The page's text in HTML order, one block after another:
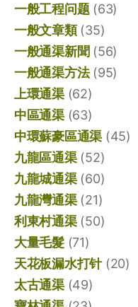
一般工程问题(63)
一般文章類(35)
一般通渠新聞 (56)
一般通渠方法(95)
上環通渠(62)
中區通渠(63)
中環蘇豪區通渠 (45)
九龍區通渠(52)
九龍城通渠(60)
九龍灣通渠(21)
利東村通渠(50)
大量毛髮(71)
天花板漏水打针(20)
太古通渠(49)